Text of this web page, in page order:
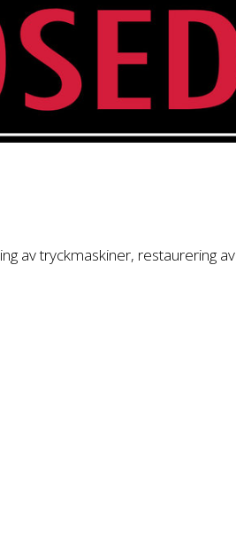
av tryckmaskiner, restaurering av